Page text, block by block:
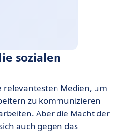
sozialen
relevantesten Medien, um
zu kommunizieren
Aber die Macht der
auch gegen das